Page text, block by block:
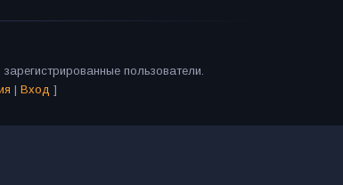
пользователи.
| Вход ]